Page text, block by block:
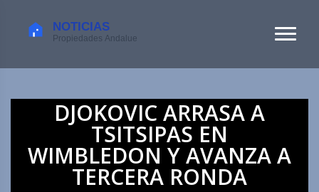
DJOKOVIC ARRASA A
TSITSIPAS EN
WIMBLEDON Y AVANZA A
TERCERA RONDA